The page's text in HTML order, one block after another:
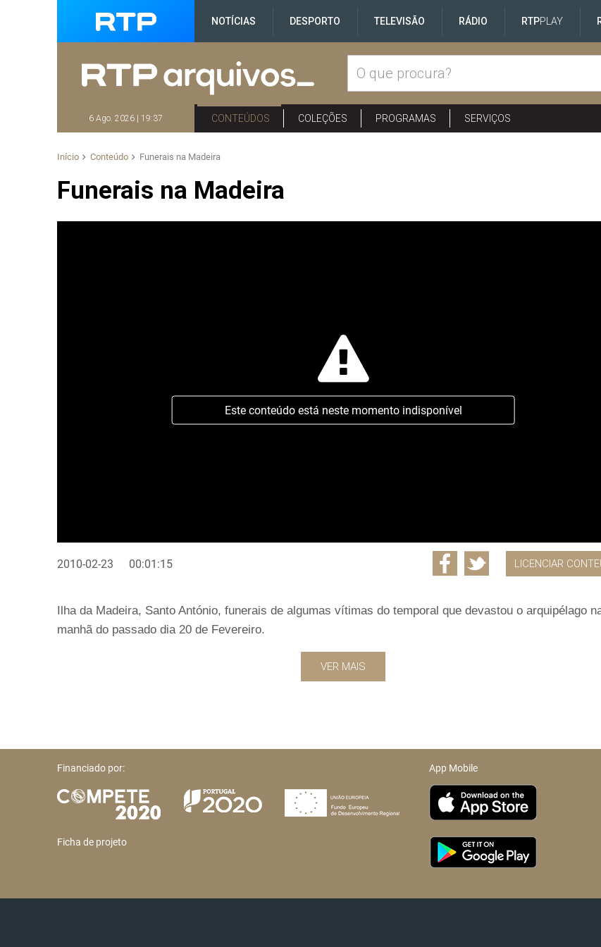
NOTÍCIAS DESPORTO TELEVISÃO RÁDIO RTPPLAY
6 Ago. 2026 | 19:37 CONTEÚDOS COLEÇÕES PROGRAMAS SERVIÇOS
Início Conteúdo Funerais na Madeira
Funerais na Madeira
Este conteúdo está neste momento indisponível
2010-02-23 00:01:15 LICENCIAR
Ilha da Madeira, Santo António, funerais de algumas vítimas do temporal que devastou o arquipélago
manhã do passado dia 20 de Fevereiro.
VER MAIS
Financiado por:
Ficha de projeto
App Mobile